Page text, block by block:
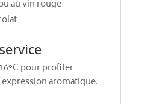
au vin rouge
pour profiter
aromatique.